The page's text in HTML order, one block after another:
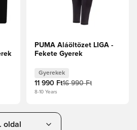
PUMA Aláöltözet LIGA -
Fekete Gyerek
Gyerekek
11 990 Ft16 990 Ft
8-10 Years
oldal